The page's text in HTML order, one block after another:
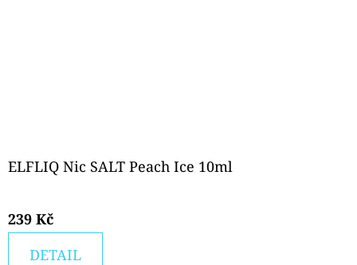
ELFLIQ Nic SALT Peach Ice 10ml
239 Kč
DETAIL